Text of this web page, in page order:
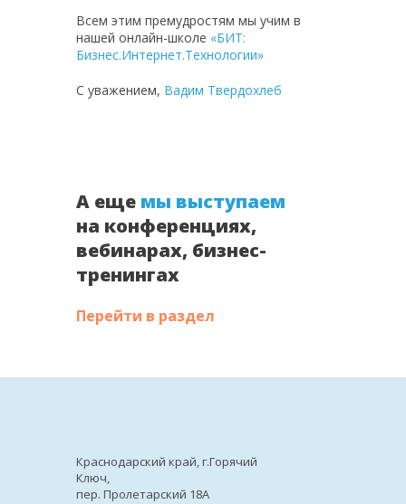
Всем этим премудростям мы учим в
нашей онлайн-школе «БИТ:
Бизнес.Интернет.Технологии»
С уважением, Вадим Твердохлеб
А еще мы выступаем
на конференциях,
вебинарах, бизнес-
тренингах
Перейти в раздел
Краснодарский край, г.Горячий
Ключ,
пер. Пролетарский 18А